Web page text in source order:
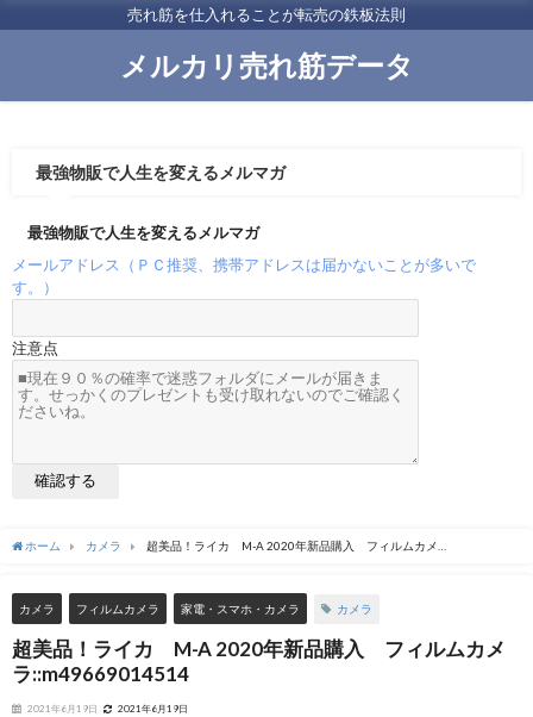
売れ筋を仕入れることが転売の鉄板法則
メルカリ売れ筋データ
最強物販で人生を変えるメルマガ
最強物販で人生を変えるメルマガ
メールアドレス（ＰＣ推奨、携帯アドレスは届かないことが多いで
す。）
注意点
ホーム カメラ
超美品！ライカ M-A 2020年新品購入 フィルムカメ
カメラ フィルムカメラ 家電・スマホ・カメラ カメラ
超美品！ライカ M-A 2020年新品購入 フィルムカメ
ラ::m49669014514
2021年6月19日 2021年6月19日